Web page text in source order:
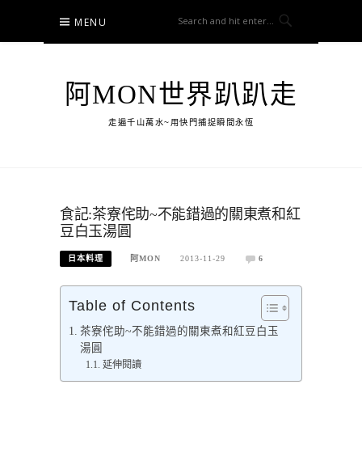
content
MENU
阿MON世界趴趴走
走遍千山萬水~用快門捕捉瞬間永恆
食記:茶寮侘助~不能錯過的關東煮和紅
豆白玉湯圓
日本料理 阿MON 2013-11-29 6
Table of Contents
茶寮侘助~不能錯過的關東煮和紅豆白玉
湯圓
延伸閱讀